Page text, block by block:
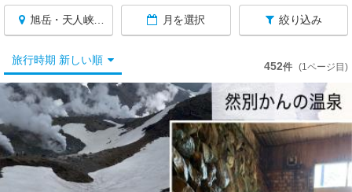
旭岳・天人峡・白金 月を選択 絞り込み
北
道
す
べ
て
札
幌
旅行時期 新しい順 452件 (1ページ目)